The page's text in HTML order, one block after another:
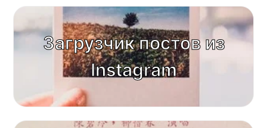
Загрузчик постов из
Instagram